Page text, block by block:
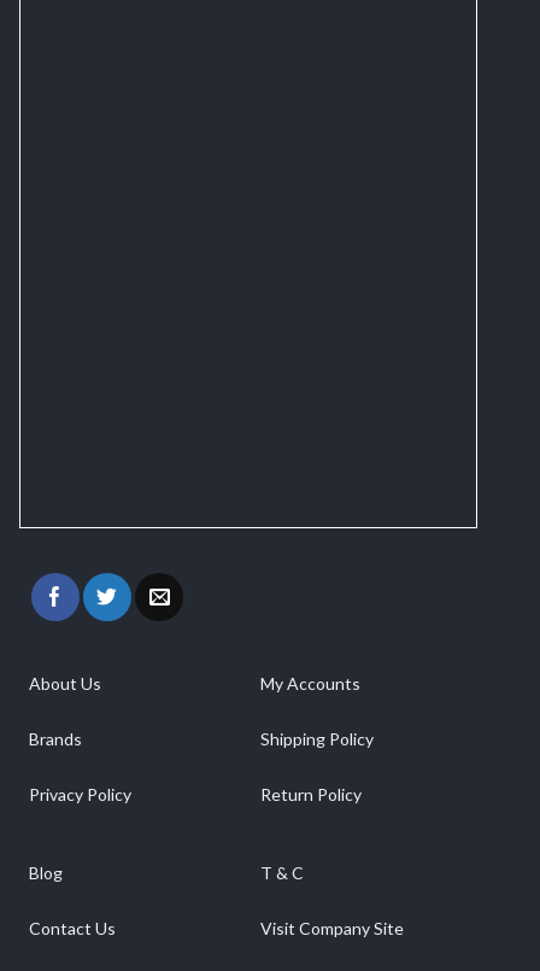
About Us
Brands
Privacy Policy
My Accounts
Shipping Policy
Return Policy
Blog
Contact Us
T & C
Visit Company Site